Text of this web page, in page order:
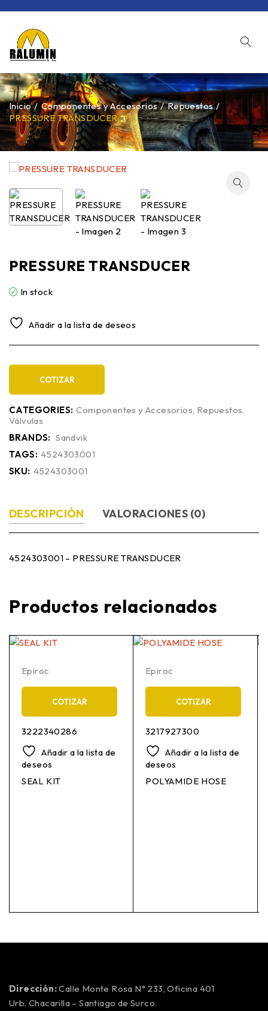
Inicio / Componentes y Accesorios / Repuestos /
PRESSURE TRANSDUCER
PRESSURE TRANSDUCER
In stock
Añadir a la lista de deseos
COTIZAR
CATEGORIES: Componentes y Accesorios, Repuestos,
Válvulas
BRANDS: Sandvik
TAGS: 4524303001
SKU: 4524303001
DESCRIPCIÓN VALORACIONES (0)
4524303001 – PRESSURE TRANSDUCER
Productos relacionados
Epiroc
COTIZAR
3222340286
Añadir a la lista de
deseos
SEAL KIT
Epiroc
COTIZAR
3217927300
Añadir a la lista de
deseos
POLYAMIDE HOSE
Dirección:Calle Monte Rosa N° 233, Oficina 401
Urb. Chacarilla – Santiago de Surco.